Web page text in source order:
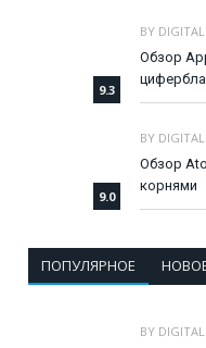
9.3
BY
Обзор
9.0
BY
Обзор
корнями
ПОПУЛЯРНОЕ
BY